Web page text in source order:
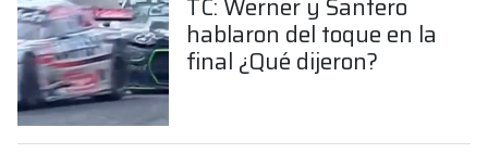
hablaron del toque en la
final ¿Qué dijeron?